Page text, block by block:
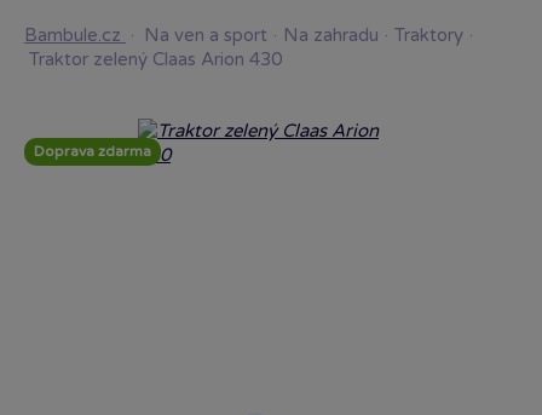
Baby Značky
Bambule.cz · Na ven a sport · Na zahradu · Traktory ·
Traktor zelený Claas Arion 430
Doprava zdarma